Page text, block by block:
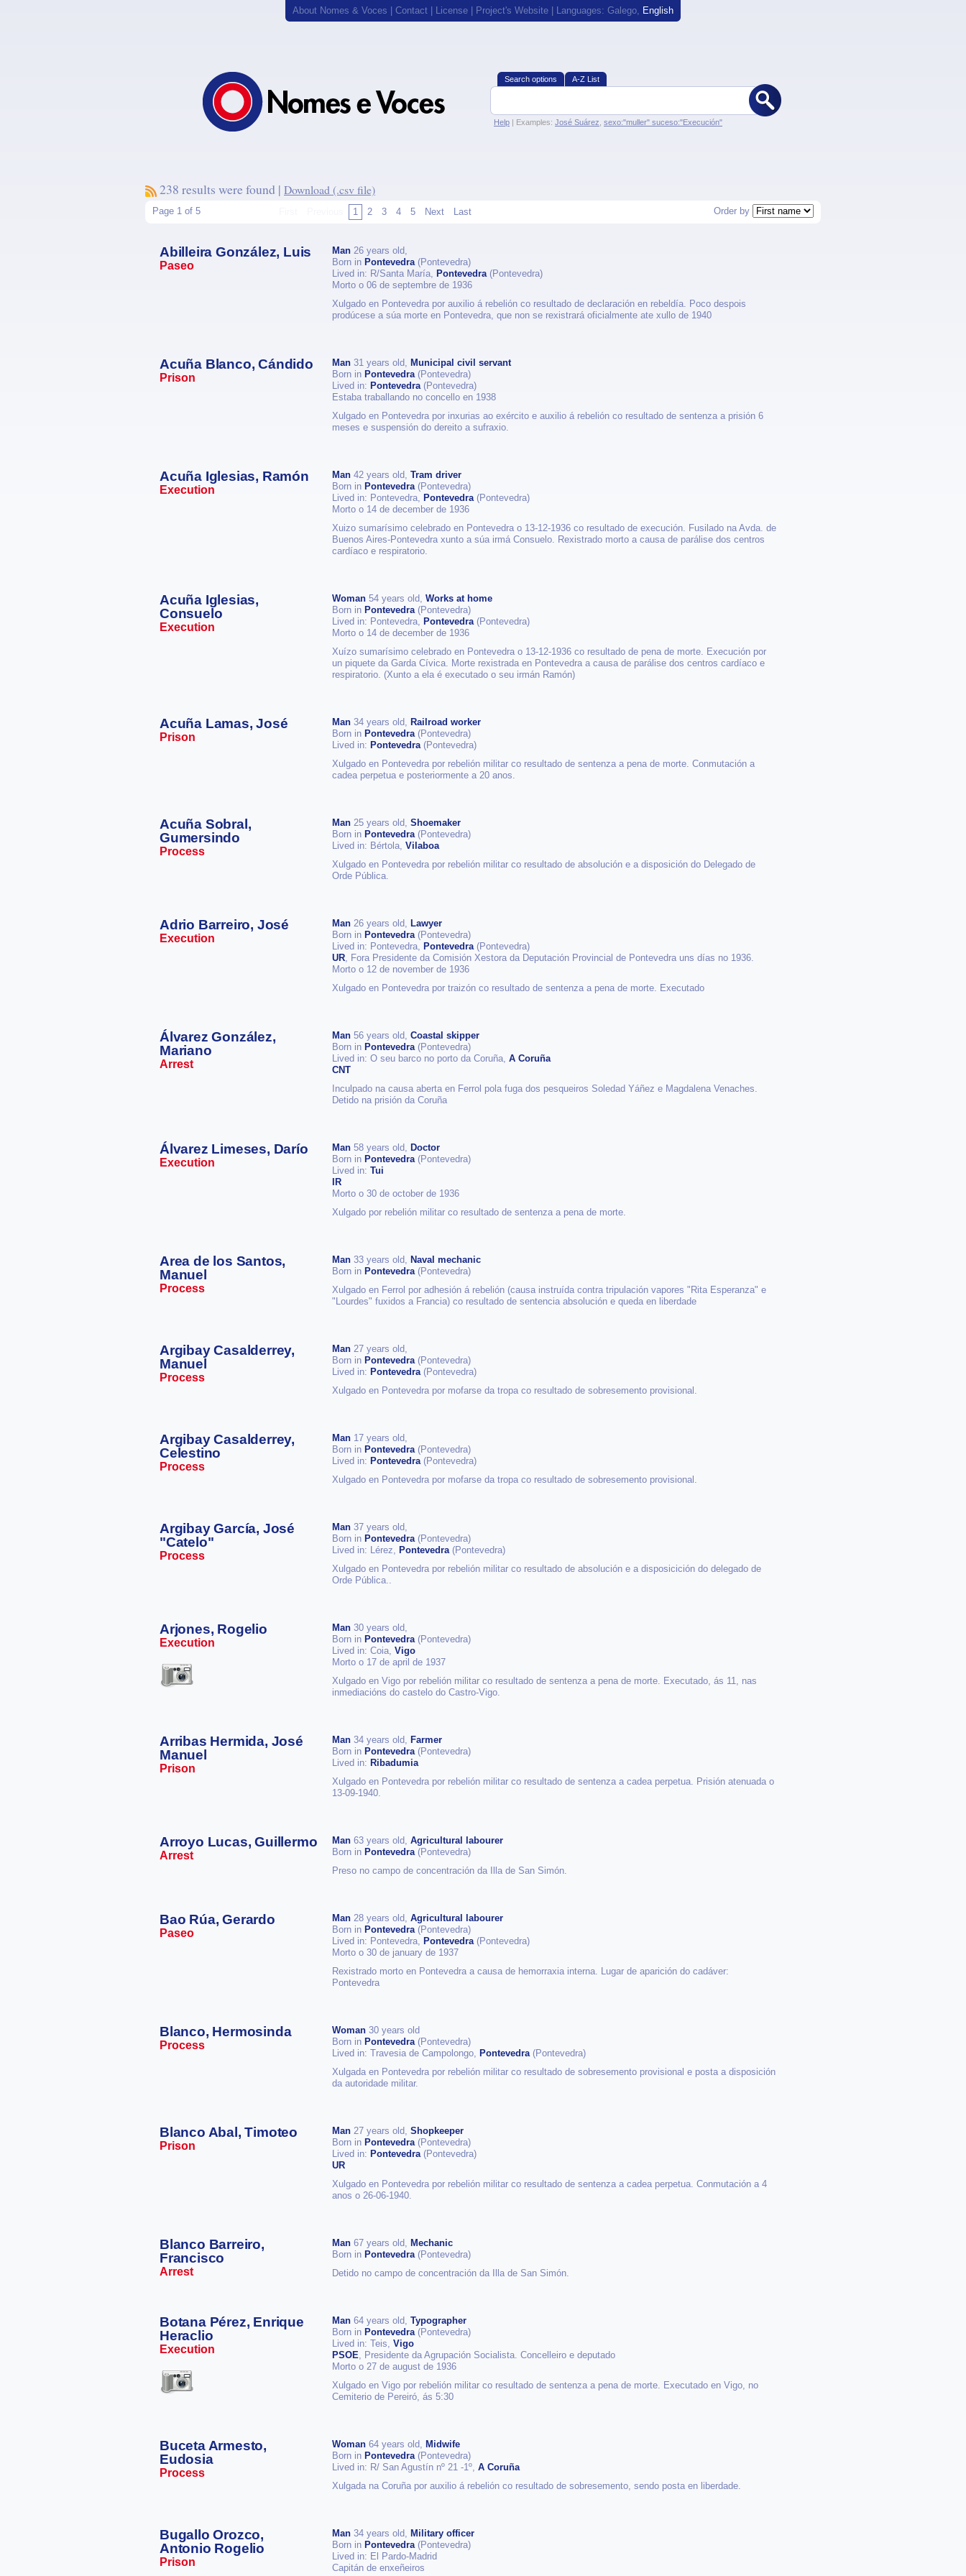
About Nomes & Voces Contact License Project's Website | Languages: Galego, English
Search options A-Z List
Help | Examples: José Suárez sexo:"muller" suceso:"Execución"
238 results were found | Download (.csv file)
Order by
Page 1 of 5 1 2 3 4 5 Next Last
Abilleira González, Luis
Paseo
Man 26 years old,
Born in Pontevedra(Pontevedra)
Lived in: R/Santa María, Pontevedra(Pontevedra)
Morto o 06 de septembre de 1936
Xulgado en Pontevedra por auxilio á rebelión co resultado de declaración en rebeldía. Poco despois
prodúcese a súa morte en Pontevedra, que non se rexistrará oficialmente ate xullo de 1940
Acuña Blanco, Cándido
Prison
Man 31 years old, Municipal civil servant
Born in Pontevedra(Pontevedra)
Lived in: Pontevedra(Pontevedra)
Estaba traballando no concello en 1938
Xulgado en Pontevedra por inxurias ao exército e auxilio á rebelión co resultado de sentenza a prisión 6
meses e suspensión do dereito a sufraxio.
Acuña Iglesias, Ramón
Execution
Man 42 years old, Tram driver
Born in Pontevedra(Pontevedra)
Lived in: Pontevedra, Pontevedra(Pontevedra)
Morto o 14 de december de 1936
Xuizo sumarísimo celebrado en Pontevedra o 13-12-1936 co resultado de execución. Fusilado na Avda. de
Buenos Aires-Pontevedra xunto a súa irmá Consuelo. Rexistrado morto a causa de parálise dos centros
cardíaco e respiratorio.
Acuña Iglesias,
Consuelo
Execution
Woman 54 years old, Works at home
Born in Pontevedra(Pontevedra)
Lived in: Pontevedra, Pontevedra(Pontevedra)
Morto o 14 de december de 1936
Xuízo sumarísimo celebrado en Pontevedra o 13-12-1936 co resultado de pena de morte. Execución por
un piquete da Garda Cívica. Morte rexistrada en Pontevedra a causa de parálise dos centros cardíaco e
respiratorio. (Xunto a ela é executado o seu irmán Ramón)
Acuña Lamas, José
Prison
Man 34 years old, Railroad worker
Born in Pontevedra(Pontevedra)
Lived in: Pontevedra(Pontevedra)
Xulgado en Pontevedra por rebelión militar co resultado de sentenza a pena de morte. Conmutación a
cadea perpetua e posteriormente a 20 anos.
Acuña Sobral,
Gumersindo
Process
Man 25 years old, Shoemaker
Born in Pontevedra(Pontevedra)
Lived in: Bértola, Vilaboa
Xulgado en Pontevedra por rebelión militar co resultado de absolución e a disposición do Delegado de
Orde Pública.
Adrio Barreiro, José
Execution
Man 26 years old, Lawyer
Born in Pontevedra(Pontevedra)
Lived in: Pontevedra, Pontevedra(Pontevedra)
UR, Fora Presidente da Comisión Xestora da Deputación Provincial de Pontevedra uns días no 1936.
Morto o 12 de november de 1936
Xulgado en Pontevedra por traizón co resultado de sentenza a pena de morte. Executado
Álvarez González,
Mariano
Arrest
Man 56 years old, Coastal skipper
Born in Pontevedra(Pontevedra)
Lived in: O seu barco no porto da Coruña, A Coruña
CNT
Inculpado na causa aberta en Ferrol pola fuga dos pesqueiros Soledad Yáñez e Magdalena Venaches.
Detido na prisión da Coruña
Álvarez Limeses, Darío
Execution
Man 58 years old, Doctor
Born in Pontevedra(Pontevedra)
Lived in: Tui
IR
Morto o 30 de october de 1936
Xulgado por rebelión militar co resultado de sentenza a pena de morte.
Area de los Santos,
Manuel
Process
Man 33 years old, Naval mechanic
Born in Pontevedra(Pontevedra)
Xulgado en Ferrol por adhesión á rebelión (causa instruída contra tripulación vapores "Rita Esperanza" e
"Lourdes" fuxidos a Francia) co resultado de sentencia absolución e queda en liberdade
Argibay Casalderrey,
Manuel
Process
Man 27 years old,
Born in Pontevedra(Pontevedra)
Lived in: Pontevedra(Pontevedra)
Xulgado en Pontevedra por mofarse da tropa co resultado de sobresemento provisional.
Argibay Casalderrey,
Celestino
Process
Man 17 years old,
Born in Pontevedra(Pontevedra)
Lived in: Pontevedra(Pontevedra)
Xulgado en Pontevedra por mofarse da tropa co resultado de sobresemento provisional.
Argibay García, José
"Catelo"
Process
Man 37 years old,
Born in Pontevedra(Pontevedra)
Lived in: Lérez, Pontevedra(Pontevedra)
Xulgado en Pontevedra por rebelión militar co resultado de absolución e a disposicición do delegado de
Orde Pública..
Arjones, Rogelio
Execution
Man 30 years old,
Born in Pontevedra(Pontevedra)
Lived in: Coia, Vigo
Morto o 17 de april de 1937
Xulgado en Vigo por rebelión militar co resultado de sentenza a pena de morte. Executado, ás 11, nas
inmediacións do castelo do Castro-Vigo.
Arribas Hermida, José
Manuel
Prison
Man 34 years old, Farmer
Born in Pontevedra(Pontevedra)
Lived in: Ribadumia
Xulgado en Pontevedra por rebelión militar co resultado de sentenza a cadea perpetua. Prisión atenuada o
13-09-1940.
Arroyo Lucas, Guillermo
Arrest
Man 63 years old, Agricultural labourer
Born in Pontevedra(Pontevedra)
Preso no campo de concentración da Illa de San Simón.
Bao Rúa, Gerardo
Paseo
Man 28 years old, Agricultural labourer
Born in Pontevedra(Pontevedra)
Lived in: Pontevedra, Pontevedra(Pontevedra)
Morto o 30 de january de 1937
Rexistrado morto en Pontevedra a causa de hemorraxia interna. Lugar de aparición do cadáver:
Pontevedra
Blanco, Hermosinda
Process
Woman 30 years old
Born in Pontevedra(Pontevedra)
Lived in: Travesia de Campolongo, Pontevedra(Pontevedra)
Xulgada en Pontevedra por rebelión militar co resultado de sobresemento provisional e posta a disposición
da autoridade militar.
Blanco Abal, Timoteo
Prison
Man 27 years old, Shopkeeper
Born in Pontevedra(Pontevedra)
Lived in: Pontevedra(Pontevedra)
UR
Xulgado en Pontevedra por rebelión militar co resultado de sentenza a cadea perpetua. Conmutación a 4
anos o 26-06-1940.
Blanco Barreiro,
Francisco
Arrest
Man 67 years old, Mechanic
Born in Pontevedra(Pontevedra)
Detido no campo de concentración da Illa de San Simón.
Botana Pérez, Enrique
Heraclio
Execution
Man 64 years old, Typographer
Born in Pontevedra(Pontevedra)
Lived in: Teis, Vigo
PSOE, Presidente da Agrupación Socialista. Concelleiro e deputado
Morto o 27 de august de 1936
Xulgado en Vigo por rebelión militar co resultado de sentenza a pena de morte. Executado en Vigo, no
Cemiterio de Pereiró, ás 5:30
Buceta Armesto,
Eudosia
Process
Woman 64 years old, Midwife
Born in Pontevedra(Pontevedra)
Lived in: R/ San Agustín nº 21 -1º, A Coruña
Xulgada na Coruña por auxilio á rebelión co resultado de sobresemento, sendo posta en liberdade.
Bugallo Orozco,
Antonio Rogelio
Prison
Man 34 years old, Military officer
Born in Pontevedra(Pontevedra)
Lived in: El Pardo-Madrid
Capitán de enxeñeiros